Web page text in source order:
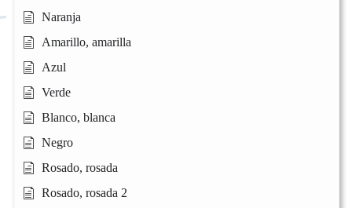
Naranja
Amarillo, amarilla
Azul
Verde
Blanco, blanca
Negro
Rosado, rosada
Rosado, rosada 2